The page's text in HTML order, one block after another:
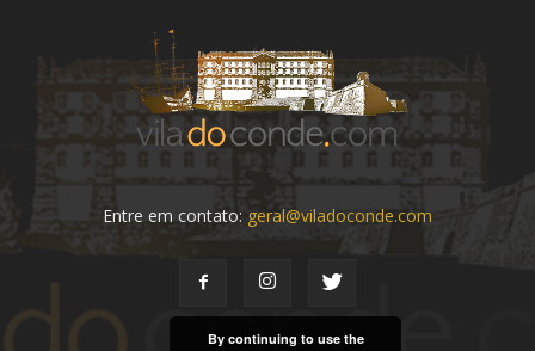
Entre em contato: geral@viladoconde.com
By continuing to use the